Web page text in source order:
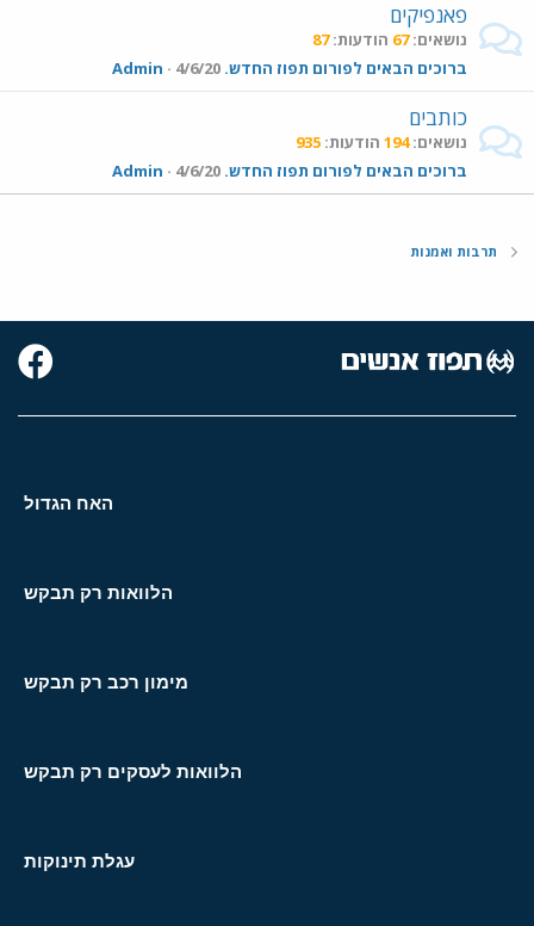
פאנפיקים
נושאים 67 הודעות 87
ברוכים הבאים לפורום תפוז החדש. 4/6/20
Admin
כותבים
נושאים 194 הודעות 935
ברוכים הבאים לפורום תפוז החדש. 4/6/20
Admin
תרבות ואמנות
האח הגדול
הלוואות רק תבקש
מימון רכב רק תבקש
הלוואות לעסקים רק תבקש
עגלת תינוקות